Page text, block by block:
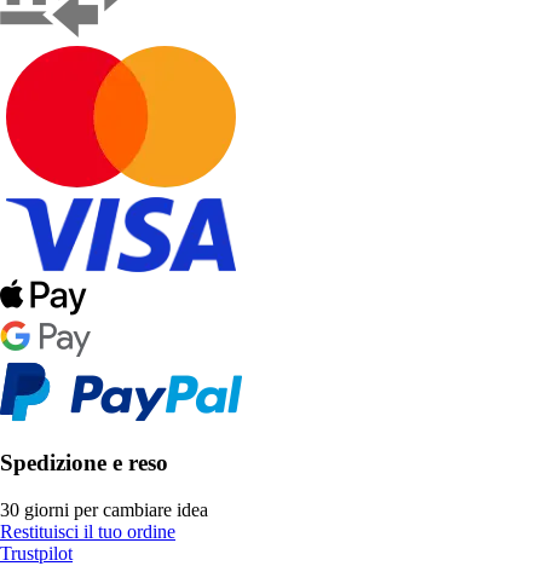
Spedizione e reso
30 giorni per cambiare idea
Restituisci il tuo ordine
Trustpilot